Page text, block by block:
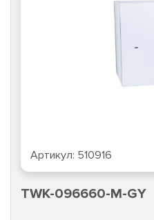
Артикул: 510916
TWK-096660-M-GY